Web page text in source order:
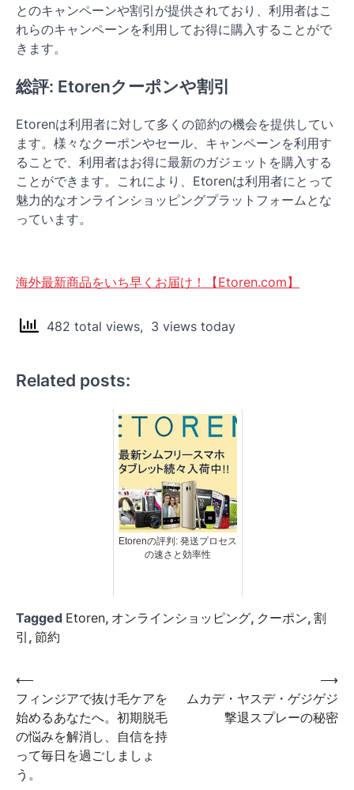
とのキャンペーンや割引が提供されており、利用者はこ
れらのキャンペーンを利用してお得に購入することがで
きます​。
総評: Etorenクーポンや割引
Etorenは利用者に対して多くの節約の機会を提供してい
ます。様々なクーポンやセール、キャンペーンを利用す
ることで、利用者はお得に最新のガジェットを購入する
ことができます。これにより、Etorenは利用者にとって
魅力的なオンラインショッピングプラットフォームとな
っています。
海外最新商品をいち早くお届け！【Etoren.com】
482 total views, 3 views today
Related posts:
Etorenの評判: 発送プロセス
の速さと効率性
Tagged Etoren, オンラインショッピング, クーポン, 割
引 , 節約
投
稿
ナ
ビ
ゲ
⟵
フィンジアで抜け毛ケアを
始めるあなたへ。初期脱毛
の悩みを解消し、自信を持
って毎日を過ごしましょ
う。
ムカデ・ヤスデ・ゲジゲジ
撃退スプレーの秘密
⟶